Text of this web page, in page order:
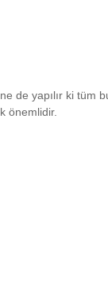
yapılır ki tüm
önemlidir.